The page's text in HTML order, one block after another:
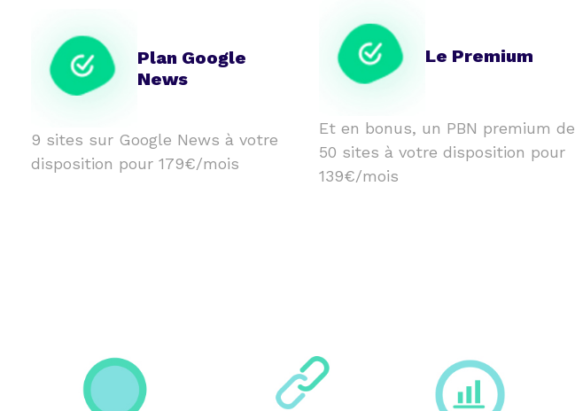
Plan Google
News
9 sites sur Google News à votre
disposition pour 179€/mois
Le Premium
Et en bonus, un PBN premium de
50 sites à votre disposition pour
139€/mois